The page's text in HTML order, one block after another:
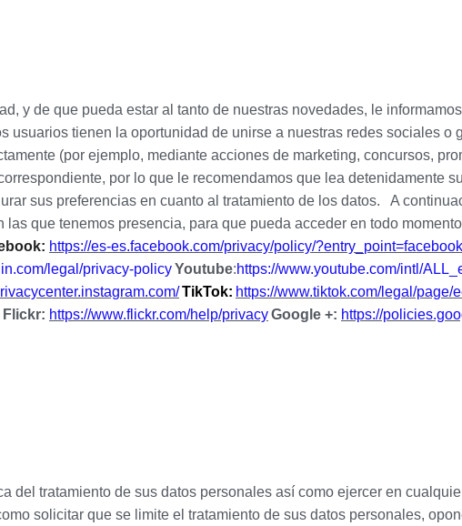
y de que pueda estar al tanto de nuestras novedades, le
usuarios tienen la oportunidad de unirse a nuestras redes sociales o
(por ejemplo, mediante acciones de marketing, concursos,
por lo que le recomendamos que lea detenidamente
sus preferencias en cuanto al tratamiento de los datos.
A
que tenemos presencia, para que pueda acceder en todo
https://es-es.facebook.com/privacy/policy/
legal/privacy-policyYoutube:https://www.youtube.com/intl/
TikTok: https://www.tiktok.com/legal/page/
Flickr: https://www.flickr.com/help/privacyGoogle +: https://
del tratamiento de sus datos personales así como ejercer en
solicitar que se limite el tratamiento de sus datos personales,